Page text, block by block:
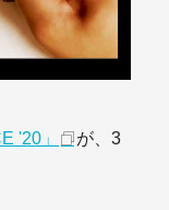
'20」
が、3